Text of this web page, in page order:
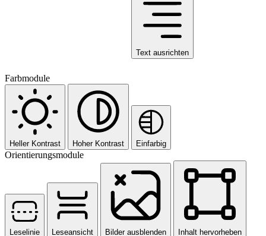
Text ausrichten
Farbmodule
Heller Kontrast Hoher Kontrast Einfarbig
Orientierungsmodule
Leselinie Leseansicht Bilder ausblenden Inhalt hervorheben